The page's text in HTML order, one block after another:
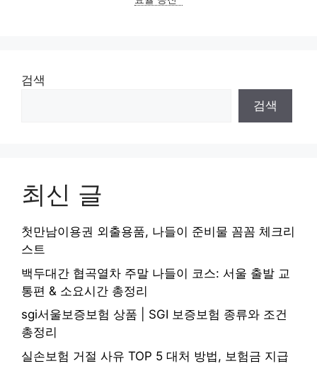
검색
검색
최신 글
첫만남이용권 외출용품, 나들이 준비물 꼼꼼 체크리
스트
백두대간 협곡열차 주말 나들이 코스: 서울 출발 교
통편 & 소요시간 총정리
sgi서울보증보험 상품 | SGI 보증보험 종류와 조건
총정리
실손보험 거절 사유 TOP 5 대처 방법, 보험금 지급